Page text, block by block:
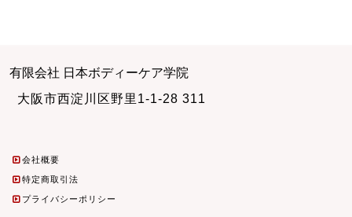
有限会社 日本ボディーケア学院
大阪市西淀川区野里1-1-28 311
会社概要
特定商取引法
プライバシーポリシー